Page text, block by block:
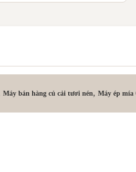
Máy bán hàng củ cải tươi nén, Máy ép